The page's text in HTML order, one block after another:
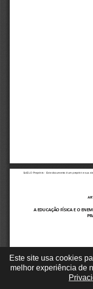
Este site usa cookies
melhor experiência de